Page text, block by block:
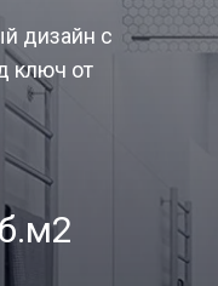
дизайн с
ключ от